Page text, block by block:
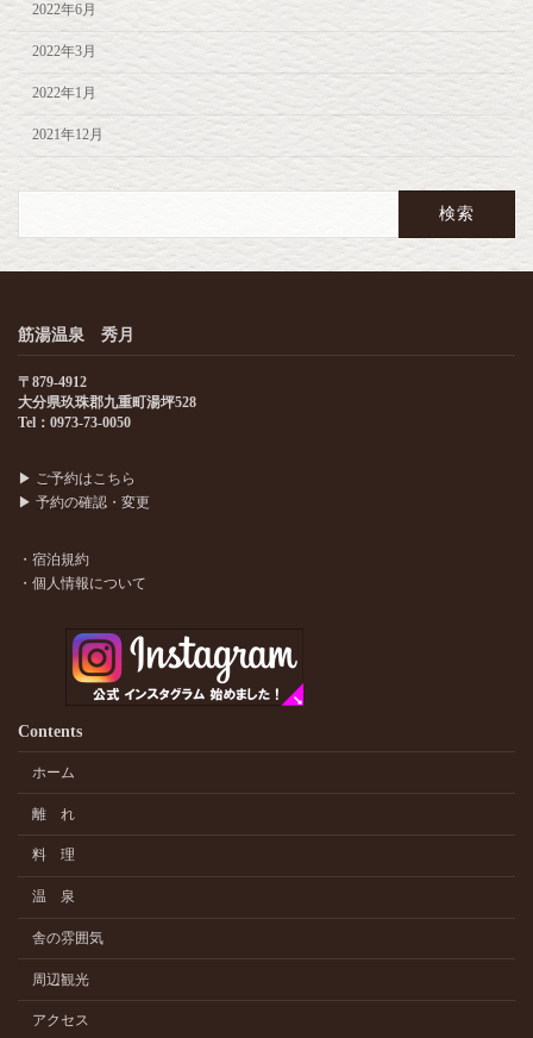
2022年6月
2022年3月
2022年1月
2021年12月
筋湯温泉 秀月
〒879-4912
大分県玖珠郡九重町湯坪528
Tel：0973-73-0050
▶ ご予約はこちら
▶ 予約の確認・変更
・宿泊規約
・個人情報について
Contents
ホーム
離 れ
料 理
温 泉
舎の雰囲気
周辺観光
アクセス